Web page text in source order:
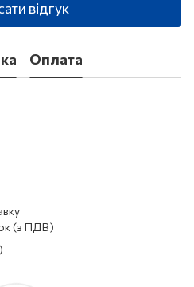
відгук
Оплата
(з ПДВ)